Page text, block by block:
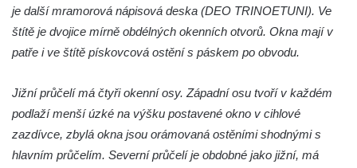
je další mramorová nápisová deska (DEO TRINOETUNI). Ve
štítě je dvojice mírně obdélných okenních otvorů. Okna mají v
patře i ve štítě pískovcová ostění s páskem po obvodu.
Jižní průčelí má čtyři okenní osy. Západní osu tvoří v každém
podlaží menší úzké na výšku postavené okno v cihlové
zazdívce, zbylá okna jsou orámovaná ostěními shodnými s
hlavním průčelím. Severní průčelí je obdobné jako jižní, má